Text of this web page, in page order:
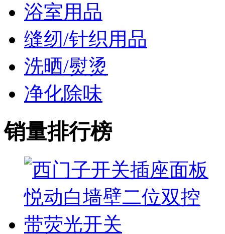
浴室用品
缝纫/针织用品
洗晒/熨烫
净化除味
销量排行榜